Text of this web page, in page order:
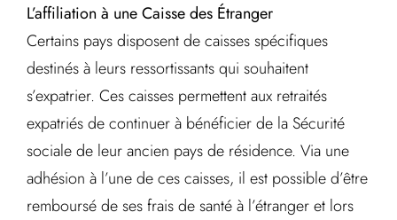
L’affiliation à une Caisse des Étranger
Certains pays disposent de caisses spécifiques
destinés à leurs ressortissants qui souhaitent
s’expatrier. Ces caisses permettent aux retraités
expatriés de continuer à bénéficier de la Sécurité
sociale de leur ancien pays de résidence. Via une
adhésion à l’une de ces caisses, il est possible d’être
remboursé de ses frais de santé à l’étranger et lors